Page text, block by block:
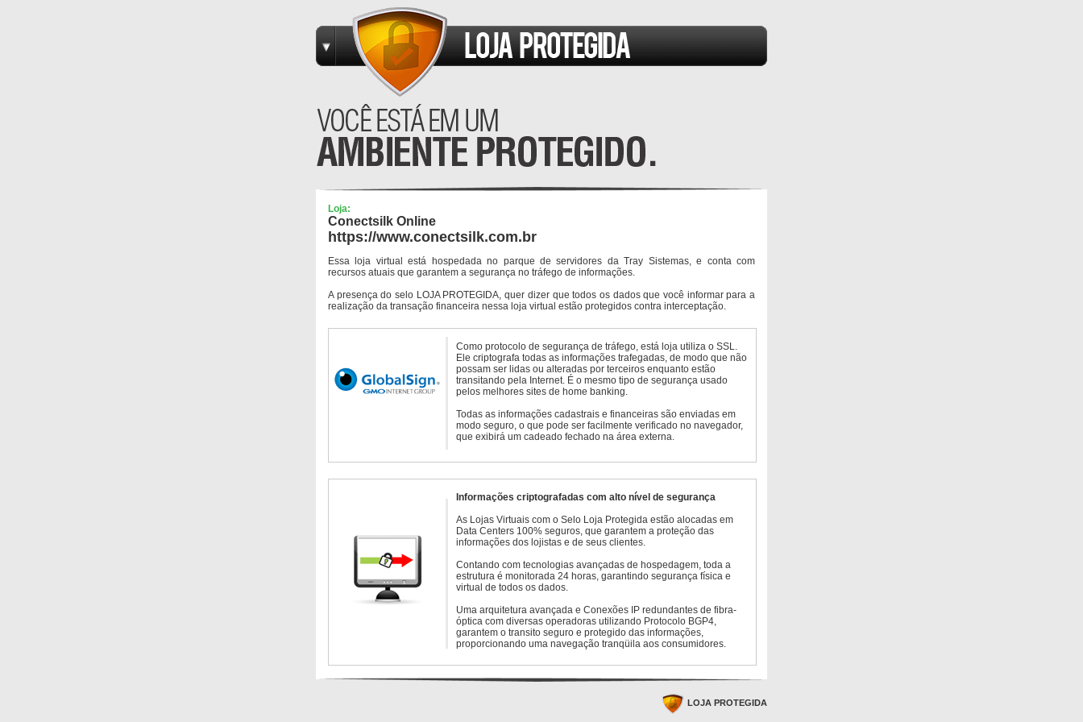
Loja:
Conectsilk Online
https://www.conectsilk.com.br
Essa loja virtual está hospedada no parque de servidores da Tray Sistemas, e conta com
recursos atuais que garantem a segurança no tráfego de informações.
A presença do selo LOJA PROTEGIDA, quer dizer que todos os dados que você informar para a
realização da transação financeira nessa loja virtual estão protegidos contra interceptação.
Como protocolo de segurança de tráfego, está loja utiliza o SSL.
Ele criptografa todas as informações trafegadas, de modo que não
possam ser lidas ou alteradas por terceiros enquanto estão
transitando pela Internet. É o mesmo tipo de segurança usado
pelos melhores sites de home banking.
Todas as informações cadastrais e financeiras são enviadas em
modo seguro, o que pode ser facilmente verificado no navegador,
que exibirá um cadeado fechado na área externa.
Informações criptografadas com alto nível de segurança
As Lojas Virtuais com o Selo Loja Protegida estão alocadas em
Data Centers 100% seguros, que garantem a proteção das
informações dos lojistas e de seus clientes.
Contando com tecnologias avançadas de hospedagem, toda a
estrutura é monitorada 24 horas, garantindo segurança física e
virtual de todos os dados.
Uma arquitetura avançada e Conexões IP redundantes de fibra-
óptica com diversas operadoras utilizando Protocolo BGP4,
garantem o transito seguro e protegido das informações,
proporcionando uma navegação tranqüila aos consumidores.
LOJA PROTEGIDA